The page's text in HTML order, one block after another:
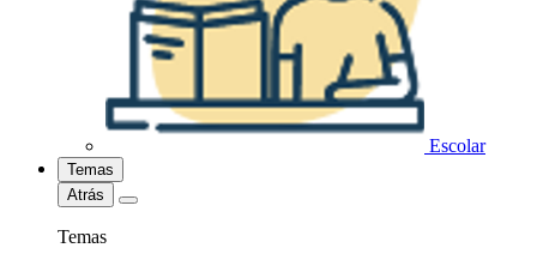
Escolar
Temas
Atrás
Temas